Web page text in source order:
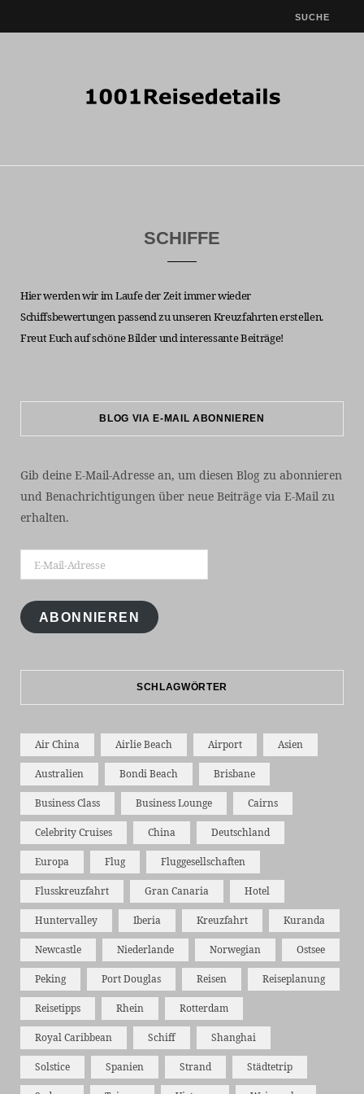
SCHIFFE
Hier werden wir im Laufe der Zeit immer wieder
Schiffsbewertungen passend zu unseren Kreuzfahrten erstellen.
Freut Euch auf schöne Bilder und interessante Beiträge!
BLOG VIA E-MAIL ABONNIEREN
Gib deine E-Mail-Adresse an, um diesen Blog zu abonnieren
und Benachrichtigungen über neue Beiträge via E-Mail zu
erhalten.
Mail-
Adresse
ABONNIEREN
SCHLAGWÖRTER
Air China Airlie Beach Airport Asien
Australien Bondi Beach Brisbane
Business Class Business Lounge Cairns
Celebrity Cruises China Deutschland
Europa Flug Fluggesellschaften
Flusskreuzfahrt Gran Canaria Hotel
Huntervalley Iberia Kreuzfahrt Kuranda
Newcastle Niederlande Norwegian Ostsee
Peking Port Douglas Reisen Reiseplanung
Reisetipps Rhein Rotterdam
Royal Caribbean Schiff Shanghai
Solstice Spanien Strand Städtetrip